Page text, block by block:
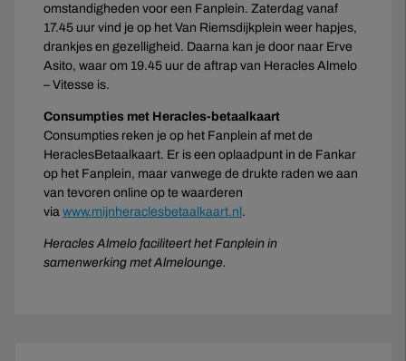
omstandigheden voor een Fanplein. Zaterdag vanaf
17.45 uur vind je op het Van Riemsdijkplein weer hapjes,
drankjes en gezelligheid. Daarna kan je door naar Erve
Asito, waar om 19.45 uur de aftrap van Heracles Almelo
– Vitesse is.
Consumpties met Heracles-betaalkaart
Consumpties reken je op het Fanplein af met de
HeraclesBetaalkaart. Er is een oplaadpunt in de Fankar
op het Fanplein, maar vanwege de drukte raden we aan
van tevoren online op te waarderen
via www.mijnheraclesbetaalkaart.nl .
Heracles Almelo faciliteert het Fanplein in
samenwerking met Almelounge.